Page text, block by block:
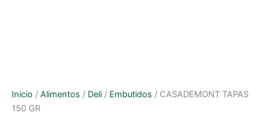
Inicio / Alimentos / Deli / Embutidos / CASADEMONT TAPAS
150 GR